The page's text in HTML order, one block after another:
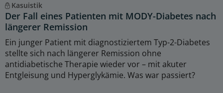
Kasuistik
Der Fall eines Patienten mit MODY-Diabetes nach
längerer Remission
Ein junger Patient mit diagnostiziertem Typ-2-Diabetes
stellte sich nach längerer Remission ohne
antidiabetische Therapie wieder vor – mit akuter
Entgleisung und Hyperglykämie. Was war passiert?